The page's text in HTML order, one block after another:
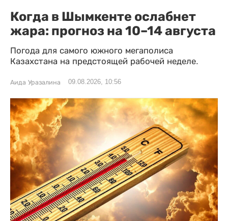
Когда в Шымкенте ослабнет
жара: прогноз на 10–14 августа
Погода для самого южного мегаполиса
Казахстана на предстоящей рабочей неделе.
Аида Уразалина 09.08.2026, 10:56